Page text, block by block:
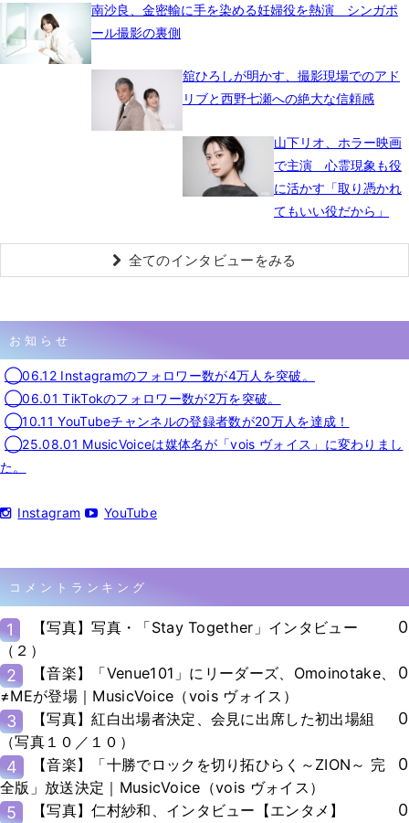
南沙良、金密輸に手を染める妊婦役を熱演 シンガポ
ール撮影の裏側
舘ひろしが明かす、撮影現場でのアド
リブと西野七瀬への絶大な信頼感
山下リオ、ホラー映画
で主演 心霊現象も役
に活かす「取り憑かれ
てもいい役だから」
全てのインタビューをみる
お知らせ
◯06.12 Instagramのフォロワー数が4万人を突破。
◯06.01 TikTokのフォロワー数が2万を突破。
◯10.11 YouTubeチャンネルの登録者数が20万人を達成！
◯25.08.01 MusicVoiceは媒体名が「vois ヴォイス」に変わりまし
た。
Instagram YouTube
コメントランキング
1
【写真】写真・「Stay Together」インタビュー
（２）
0
2
【音楽】「Venue101」にリーダーズ、Omoinotake、
≠MEが登場｜MusicVoice（vois ヴォイス）
0
3
【写真】紅白出場者決定、会見に出席した初出場組
（写真１０／１０）
0
4
【音楽】「十勝でロックを切り拓ひらく～ZION～ 完
全版」放送決定｜MusicVoice（vois ヴォイス）
0
5 【写真】仁村紗和、インタビュー【エンタメ】 0